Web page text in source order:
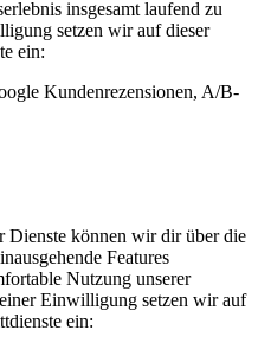
insgesamt laufend zu
setzen wir auf dieser
ein:
Kundenrezensionen, A/B-
Dienste können wir dir über die
Features
Nutzung unserer
Einwilligung setzen wir auf
ein: